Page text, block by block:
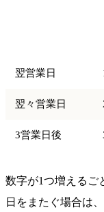
翌営業日
翌々営業日
3営業日後
数字が1つ増えるご
日をまたぐ場合は